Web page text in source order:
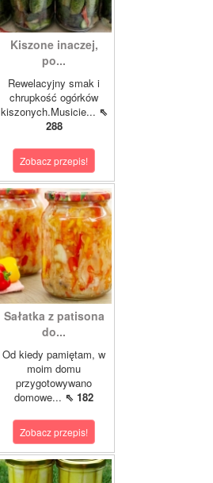
Kiszone inaczej,
po...
Rewelacyjny smak i
chrupkość ogórków
kiszonych.Musicie... ⇖
288
Zobacz przepis!
Sałatka z patisona
do...
Od kiedy pamiętam, w
moim domu
przygotowywano
domowe... ⇖ 182
Zobacz przepis!